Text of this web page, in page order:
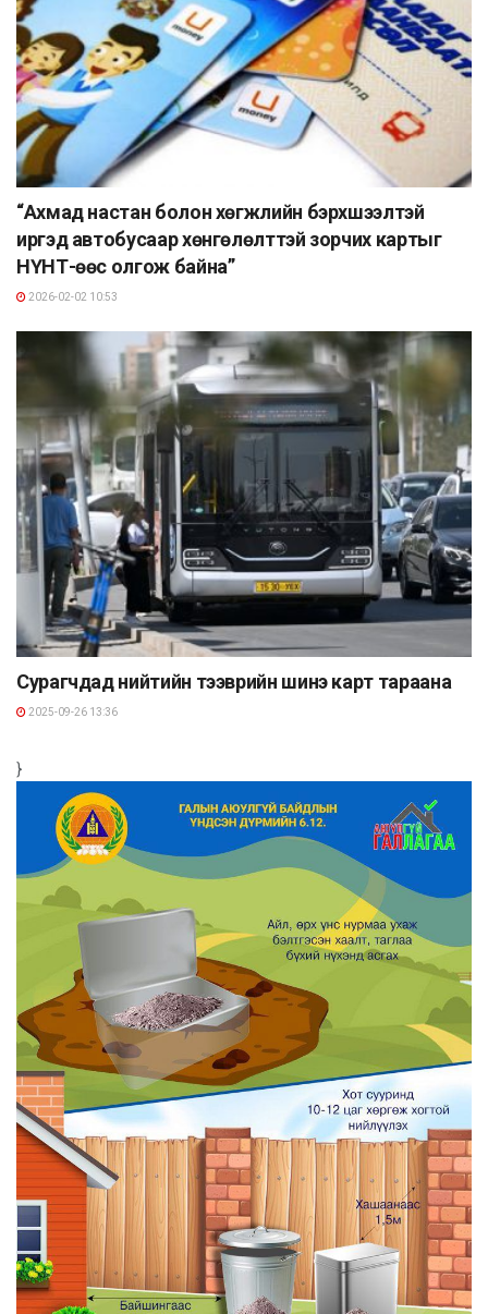
“Ахмад настан болон хөгжлийн бэрхшээлтэй
иргэд автобусаар хөнгөлөлттэй зорчих картыг
НҮНТ-өөс олгож байна”
2026-02-02 10:53
Сурагчдад нийтийн тээврийн шинэ карт тараана
2025-09-26 13:36
}